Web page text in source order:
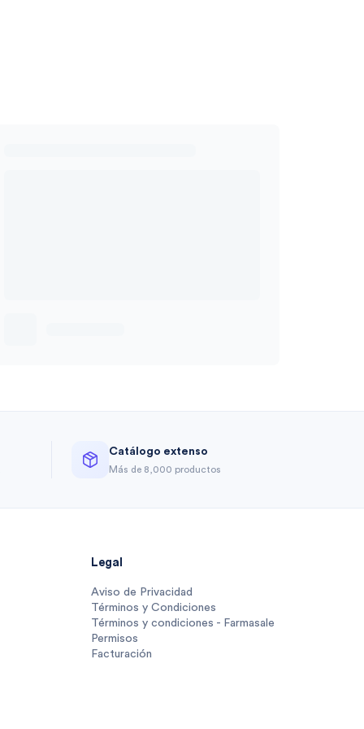
Catálogo extenso
Más de 8,000 productos
Legal
Aviso de Privacidad
Términos y Condiciones
Términos y condiciones - Farmasale
Permisos
Facturación